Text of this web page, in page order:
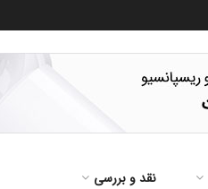
نقد و بررسی